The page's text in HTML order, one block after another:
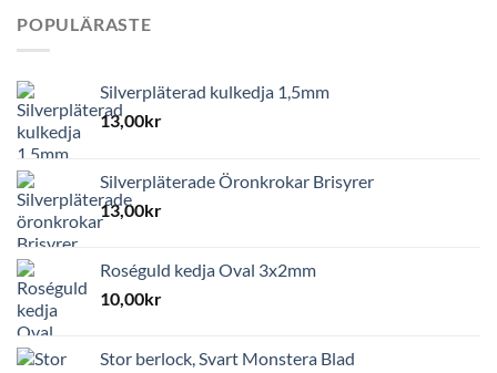
POPULÄRASTE
Silverpläterad kulkedja 1,5mm
13,00kr
Silverpläterade Öronkrokar Brisyrer
13,00kr
Roséguld kedja Oval 3x2mm
10,00kr
Stor berlock, Svart Monstera Blad